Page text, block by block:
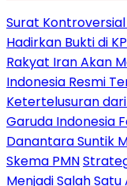
Surat
Hadirkan Bukti di
Rakyat Iran Akan
Indonesia Resmi
Ketertelusuran
Garuda Indonesia
Danantara Suntik
Skema PMN
Menjadi Salah